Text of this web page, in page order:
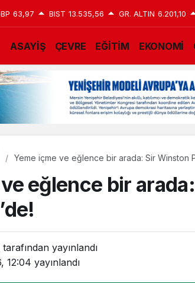
63,97 BIST 13.535,56 GR. ALTIN 6.201,10
ASAYİŞ ÇEVRE EĞİTİM EKONOMİ
Yeme içme ve eğlence bir arada: Sir Winston
eğlence bir
tarafından yayınlandı
12:04 yayınlandı